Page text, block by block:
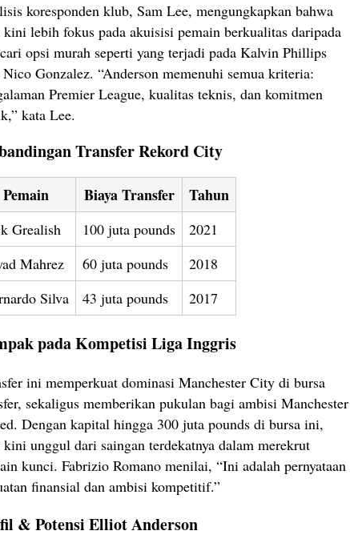
koresponden klub, Sam Lee, mengungkapkan bahwa
lebih fokus pada akuisisi pemain berkualitas daripada
opsi murah seperti yang terjadi pada Kalvin Phillips
Nico Gonzalez. “Anderson memenuhi semua kriteria:
Premier League, kualitas teknis, dan komitmen
kata Lee.
Transfer Rekord City
Pemain Biaya Transfer Tahun
Grealish 100 juta pounds
2021
Mahrez
60 juta pounds
2018
Silva
43 juta pounds 2017
pada Kompetisi Liga Inggris
ini memperkuat dominasi Manchester City di bursa
sekaligus memberikan pukulan bagi ambisi Manchester
Dengan kapital hingga 300 juta pounds di bursa ini,
unggul dari saingan terdekatnya dalam merekrut
kunci. Fabrizio Romano menilai, “Ini adalah pernyataan
finansial dan ambisi kompetitif.”
& Potensi Elliot Anderson